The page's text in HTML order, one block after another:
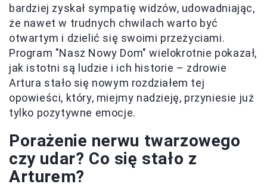
bardziej zyskał sympatię widzów, udowadniając,
że nawet w trudnych chwilach warto być
otwartym i dzielić się swoimi przeżyciami.
Program "Nasz Nowy Dom" wielokrotnie pokazał,
jak istotni są ludzie i ich historie – zdrowie
Artura stało się nowym rozdziałem tej
opowieści, który, miejmy nadzieję, przyniesie już
tylko pozytywne emocje.
Porażenie nerwu twarzowego
czy udar? Co się stało z
Arturem?